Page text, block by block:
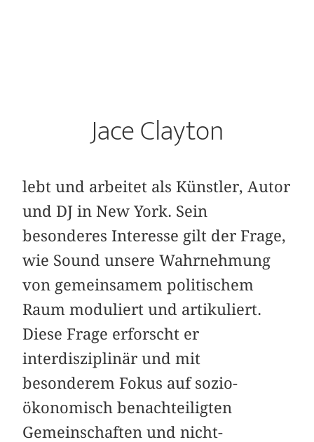
Jace Clayton
lebt und arbeitet als Künstler, Autor
und DJ in New York. Sein
besonderes Interesse gilt der Frage,
wie Sound unsere Wahrnehmung
von gemeinsamem politischem
Raum moduliert und artikuliert.
Diese Frage erforscht er
interdisziplinär und mit
besonderem Fokus auf sozio-
ökonomisch benachteiligten
Gemeinschaften und nicht-